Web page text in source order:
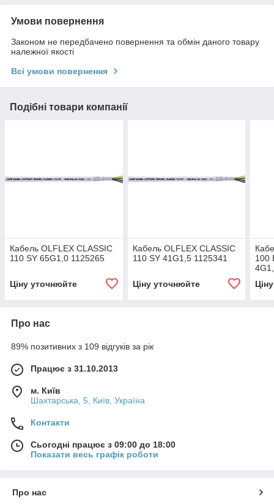
Умови повернення
Законом не передбачено повернення та обмін даного товару
належної якості
Всі умови повернення
Подібні товари компанії
Кабель OLFLEX CLASSIC
110 SY 65G1,0 1125265
Ціну уточнюйте
Кабель OLFLEX CLASSIC
110 SY 41G1,5 1125341
Ціну уточнюйте
100
Про нас
89% позитивних з 109 відгуків за рік
Працює з 31.10.2013
м. Київ
Шахтарська, 5, Київ, Україна
Контакти
Сьогодні працює з 09:00 до 18:00
Показати весь графік роботи
Про нас